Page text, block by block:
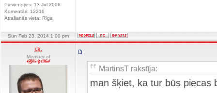
Pievienojies: 13 Jul 2006
Komentāri: 12216
Atrašanās vieta: Rīga
Sun Feb 23, 2014 1:00 pm
j.k.
Member of
MartinsT rakstīja:
man šķiet, ka tur būs